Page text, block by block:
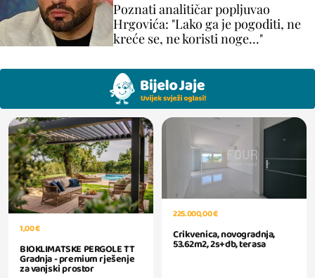
Poznati analitičar popljuvao
Hrgovića: "Lako ga je pogoditi, ne
kreće se, ne koristi noge..."
1,00 €
BIOKLIMATSKE PERGOLE TT
Gradnja - premium rješenje
za vanjski prostor
225.000,00 €
Crikvenica, novogradnja,
53.62m2, 2s+db, terasa